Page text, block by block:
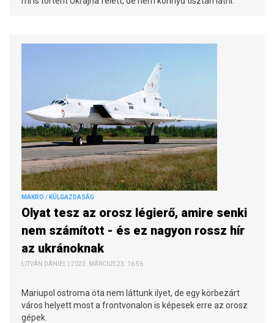
MAKRO / KÜLGAZDASÁG
Olyat tesz az orosz légierő, amire senki
nem számított - és ez nagyon rossz hír
az ukránoknak
LITVÁN DÁNIEL | 2023. MÁRCIUS 23. 16:56
Mariupol ostroma óta nem láttunk ilyet, de egy körbezárt
város helyett most a frontvonalon is képesek erre az orosz
gépek.